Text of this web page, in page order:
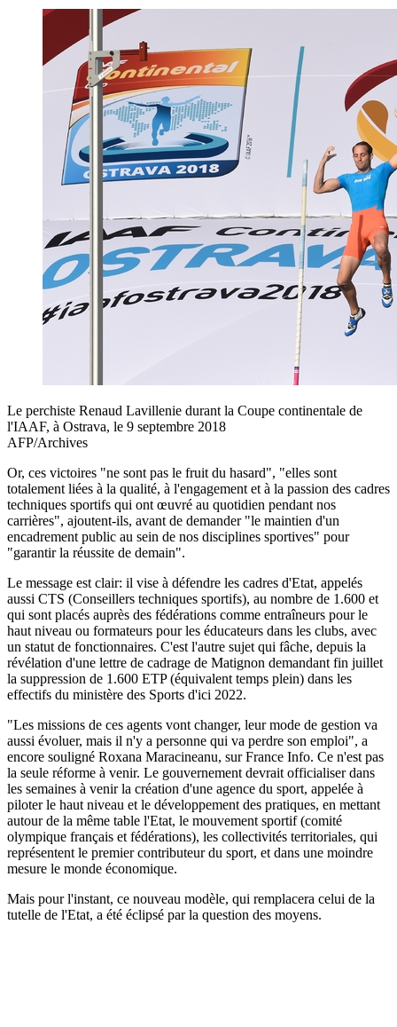
Le perchiste Renaud Lavillenie durant la Coupe continentale de
l'IAAF, à Ostrava, le 9 septembre 2018
AFP/Archives
Or, ces victoires "ne sont pas le fruit du hasard", "elles sont
totalement liées à la qualité, à l'engagement et à la passion des cadres
techniques sportifs qui ont œuvré au quotidien pendant nos
carrières", ajoutent-ils, avant de demander "le maintien d'un
encadrement public au sein de nos disciplines sportives" pour
"garantir la réussite de demain".
Le message est clair: il vise à défendre les cadres d'Etat, appelés
aussi CTS (Conseillers techniques sportifs), au nombre de 1.600 et
qui sont placés auprès des fédérations comme entraîneurs pour le
haut niveau ou formateurs pour les éducateurs dans les clubs, avec
un statut de fonctionnaires. C'est l'autre sujet qui fâche, depuis la
révélation d'une lettre de cadrage de Matignon demandant fin juillet
la suppression de 1.600 ETP (équivalent temps plein) dans les
effectifs du ministère des Sports d'ici 2022.
"Les missions de ces agents vont changer, leur mode de gestion va
aussi évoluer, mais il n'y a personne qui va perdre son emploi", a
encore souligné Roxana Maracineanu, sur France Info. Ce n'est pas
la seule réforme à venir. Le gouvernement devrait officialiser dans
les semaines à venir la création d'une agence du sport, appelée à
piloter le haut niveau et le développement des pratiques, en mettant
autour de la même table l'Etat, le mouvement sportif (comité
olympique français et fédérations), les collectivités territoriales, qui
représentent le premier contributeur du sport, et dans une moindre
mesure le monde économique.
Mais pour l'instant, ce nouveau modèle, qui remplacera celui de la
tutelle de l'Etat, a été éclipsé par la question des moyens.